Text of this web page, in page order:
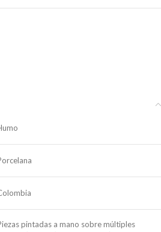
pintadas a mano sobre múltiples